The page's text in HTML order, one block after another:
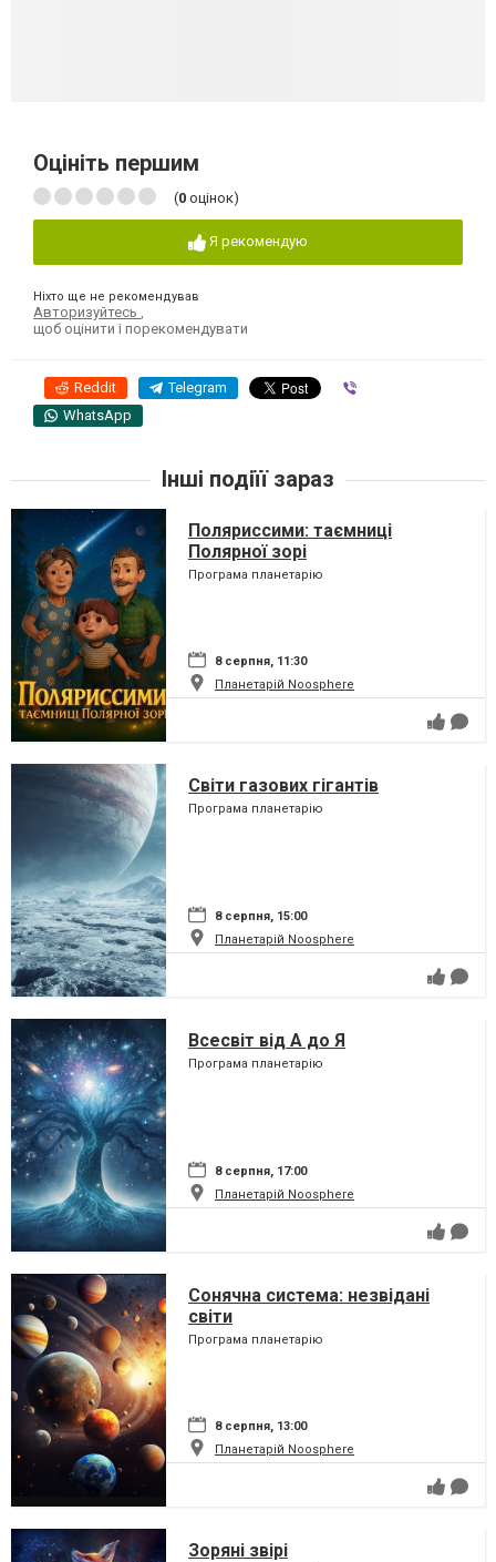
Оцініть першим
(0 оцінок)
Я рекомендую
Ніхто ще не рекомендував
Авторизуйтесь
щоб оцінити і порекомендувати
Reddit Telegram
WhatsApp
Інші подіїї зараз
Поляриссими: таємниці
Полярної зорі
Програма планетарію
8 серпня, 11:30
Планетарій Noosphere
Світи газових гігантів
Програма планетарію
8 серпня, 15:00
Планетарій Noosphere
Всесвіт від А до Я
Програма планетарію
8 серпня, 17:00
Планетарій Noosphere
Сонячна система: незвідані
світи
Програма планетарію
8 серпня, 13:00
Планетарій Noosphere
Зоряні звірі